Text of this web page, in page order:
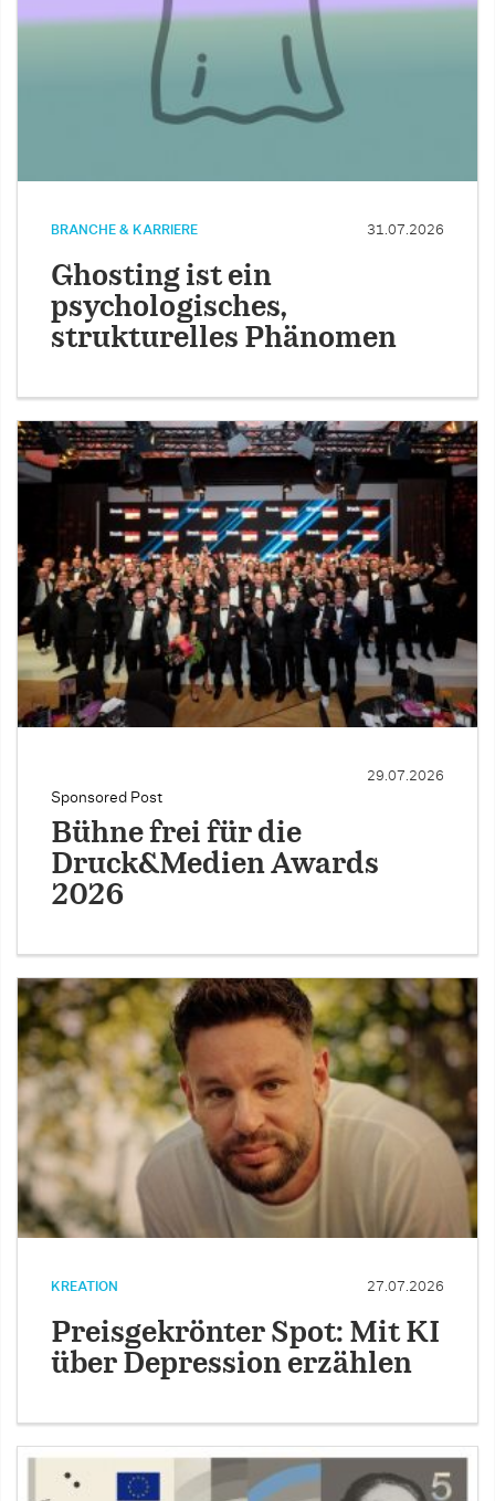
BRANCHE & KARRIERE 31.07.2026
Ghosting ist ein
psychologisches,
strukturelles Phänomen
Sponsored Post
29.07.2026
Bühne frei für die
Druck&Medien Awards
2026
KREATION 27.07.2026
Preisgekrönter Spot: Mit KI
über Depression erzählen